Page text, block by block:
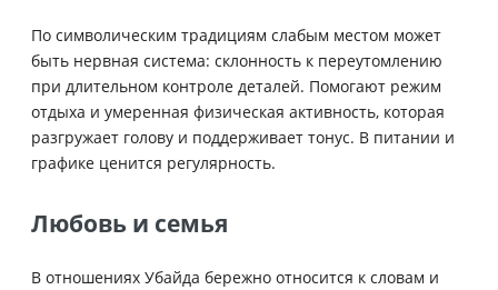
По символическим традициям слабым местом может
быть нервная система: склонность к переутомлению
при длительном контроле деталей. Помогают режим
отдыха и умеренная физическая активность, которая
разгружает голову и поддерживает тонус. В питании и
графике ценится регулярность.
Любовь и семья
В отношениях Убайда бережно относится к словам и